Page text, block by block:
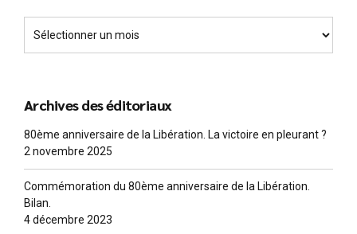
Archives des éditoriaux
80ème anniversaire de la Libération. La victoire en pleurant ?
2 novembre 2025
Commémoration du 80ème anniversaire de la Libération.
Bilan.
4 décembre 2023